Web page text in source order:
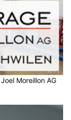
Moreillon AG